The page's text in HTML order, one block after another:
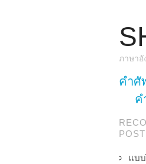
ภาษาอั
skip
คำศั
ค
แบ